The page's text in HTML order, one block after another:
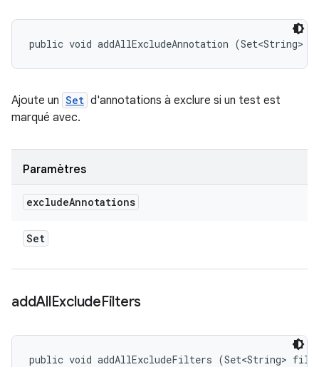
public void addAllExcludeAnnotation (Set<String>
Ajoute un Set d'annotations à exclure si un test est
marqué avec.
Paramètres
excludeAnnotations
Set
addAllExcludeFilters
public void addAllExcludeFilters (Set<String>